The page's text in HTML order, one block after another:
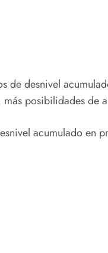
desnivel
posibilidades de
acumulado en